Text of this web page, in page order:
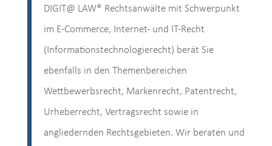
DIGIT@ LAW® Rechtsanwälte mit Schwerpunkt
im E-Commerce, Internet- und IT-Recht
(Informationstechnologierecht) berät Sie
ebenfalls in den Themenbereichen
Wettbewerbsrecht, Markenrecht, Patentrecht,
Urheberrecht, Vertragsrecht sowie in
angliedernden Rechtsgebieten. Wir beraten und